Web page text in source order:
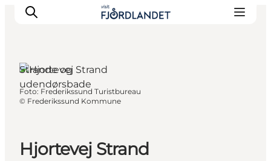
Byer & steder
Overnatning
Hjortevej Strand
Strande og
udendørsbade
Foto: Frederikssund Turistbureau
© Frederikssund Kommune